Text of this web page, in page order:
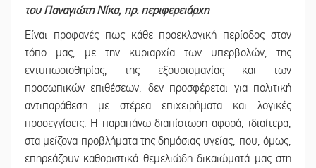
του Παναγιώτη Νίκα, πρ. περιφερειάρχη
Είναι προφανές πως κάθε προεκλογική περίοδος στον
τόπο μας, με την κυριαρχία των υπερβολών, της
εντυπωσιοθηρίας, της εξουσιομανίας και των
προσωπικών επιθέσεων, δεν προσφέρεται για πολιτική
αντιπαράθεση με στέρεα επιχειρήματα και λογικές
προσεγγίσεις. Η παραπάνω διαπίστωση αφορά, ιδιαίτερα,
στα μείζονα προβλήματα της δημόσιας υγείας, που, όμως,
επηρεάζουν καθοριστικά θεμελιώδη δικαιώματά μας στη